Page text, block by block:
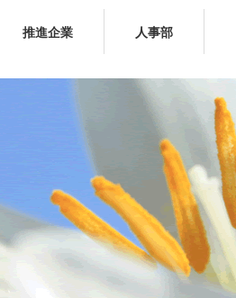
推進企業 人事部